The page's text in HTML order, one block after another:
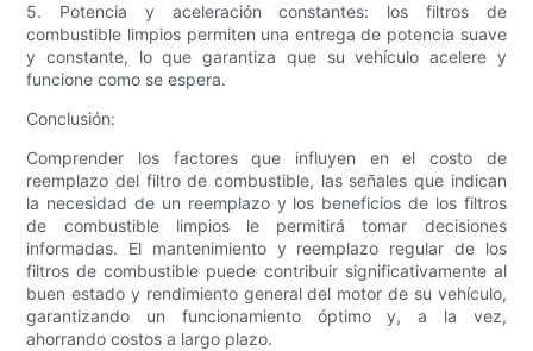
5. Potencia y aceleración constantes: los filtros de
combustible limpios permiten una entrega de potencia suave
y constante, lo que garantiza que su vehículo acelere y
funcione como se espera.
Conclusión:
Comprender los factores que influyen en el costo de
reemplazo del filtro de combustible, las señales que indican
la necesidad de un reemplazo y los beneficios de los filtros
de combustible limpios le permitirá tomar decisiones
informadas. El mantenimiento y reemplazo regular de los
filtros de combustible puede contribuir significativamente al
buen estado y rendimiento general del motor de su vehículo,
garantizando un funcionamiento óptimo y, a la vez,
ahorrando costos a largo plazo.